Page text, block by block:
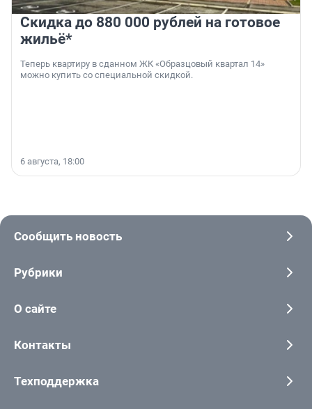
Скидка до 880 000 рублей на готовое
жильё*
Теперь квартиру в сданном ЖК «Образцовый квартал 14»
можно купить со специальной скидкой.
6 августа, 18:00
Сообщить новость
Рубрики
О сайте
Контакты
Техподдержка